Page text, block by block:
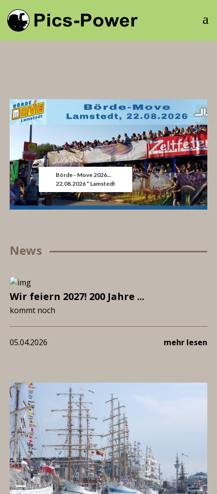
Börde - Move 2026...
22.08.2026 * Lamstedt
News
Wir feiern 2027! 200 Jahre ...
kommt noch
05.04.2026 mehr lesen